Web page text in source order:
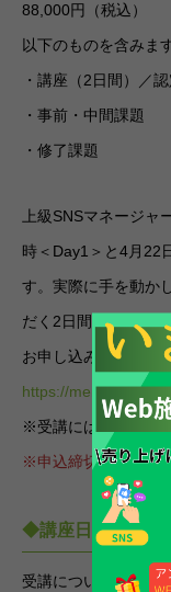
88,000円（税込）
以下のものを含みます
・講座（2日間）／
・事前・中間課題
・修了課題
上級SNSマネージャ
時＜Day1＞と4月22
す。実際に手を動か
だく2日間の講座にな
お申し込みはこちら
https://
※受講には初級SNS
※申込締切：4月2日
◆講座日時リクエ
受講について受講日